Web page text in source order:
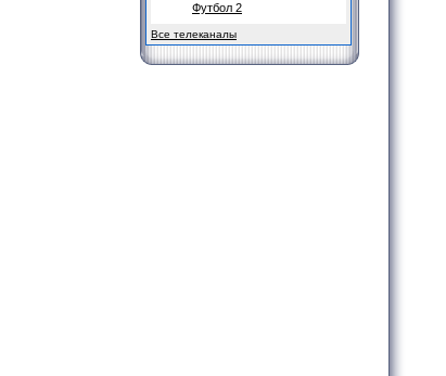
Футбол 2
Все телеканалы